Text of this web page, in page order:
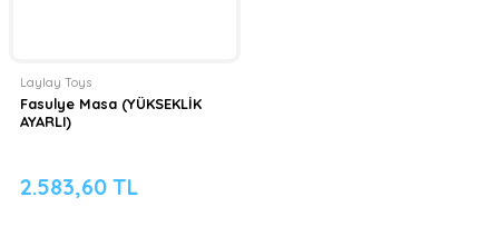
Laylay Toys
Fasulye Masa (YÜKSEKLİK
AYARLI)
2.583,60 TL